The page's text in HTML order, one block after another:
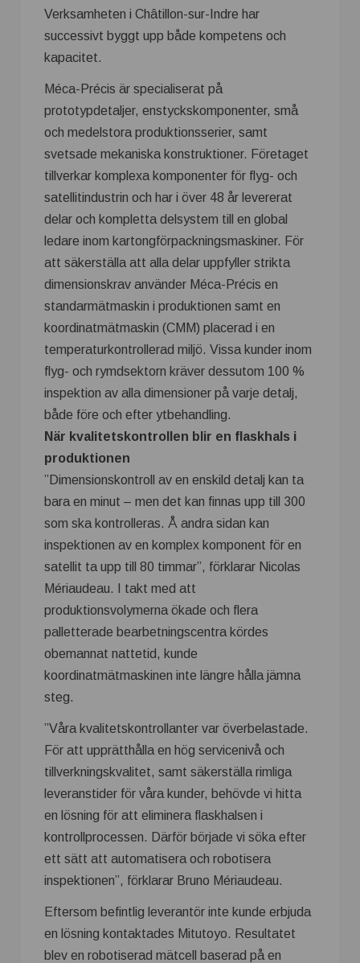
Verksamheten i Châtillon-sur-Indre har
successivt byggt upp både kompetens och
kapacitet.
Méca-Précis är specialiserat på
prototypdetaljer, enstyckskomponenter, små
och medelstora produktionsserier, samt
svetsade mekaniska konstruktioner. Företaget
tillverkar komplexa komponenter för flyg- och
satellitindustrin och har i över 48 år levererat
delar och kompletta delsystem till en global
ledare inom kartongförpackningsmaskiner. För
att säkerställa att alla delar uppfyller strikta
dimensionskrav använder Méca-Précis en
standarmätmaskin i produktionen samt en
koordinatmätmaskin (CMM) placerad i en
temperaturkontrollerad miljö. Vissa kunder inom
flyg- och rymdsektorn kräver dessutom 100 %
inspektion av alla dimensioner på varje detalj,
både före och efter ytbehandling.
När kvalitetskontrollen blir en flaskhals i
produktionen
”Dimensionskontroll av en enskild detalj kan ta
bara en minut – men det kan finnas upp till 300
som ska kontrolleras. Å andra sidan kan
inspektionen av en komplex komponent för en
satellit ta upp till 80 timmar”, förklarar Nicolas
Mériaudeau. I takt med att
produktionsvolymerna ökade och flera
palletterade bearbetningscentra kördes
obemannat nattetid, kunde
koordinatmätmaskinen inte längre hålla jämna
steg.
”Våra kvalitetskontrollanter var överbelastade.
För att upprätthålla en hög servicenivå och
tillverkningskvalitet, samt säkerställa rimliga
leveranstider för våra kunder, behövde vi hitta
en lösning för att eliminera flaskhalsen i
kontrollprocessen. Därför började vi söka efter
ett sätt att automatisera och robotisera
inspektionen”, förklarar Bruno Mériaudeau.
Eftersom befintlig leverantör inte kunde erbjuda
en lösning kontaktades Mitutoyo. Resultatet
blev en robotiserad mätcell baserad på en